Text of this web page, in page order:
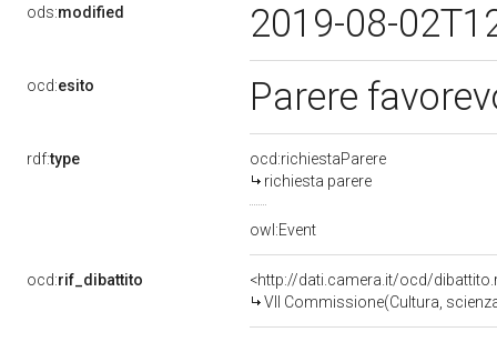
ods:modified 2019-08-
ocd:esito Parere
rdf:type
ocd:richiestaParere
richiesta parere
owl:Event
ocd:rif_dibattito
<http://dati.camera.it/ocd/
VII Commissione(Cultura,